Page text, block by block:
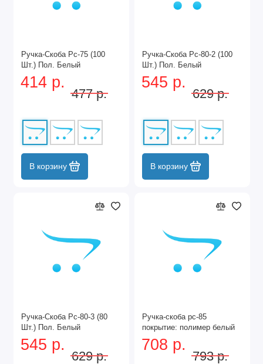
Ручка-Скоба Рс-75 (100
Шт.) Пол. Белый
414 р.
477 р.
В корзину
Ручка-Скоба Рс-80-2 (100
Шт.) Пол. Белый
545 р.
629 р.
В корзину
Ручка-Скоба Рс-80-3 (80
Шт.) Пол. Белый
545 р.
629 р.
Ручка-скоба рс-85
покрытие: полимер белый
708 р.
793 р.